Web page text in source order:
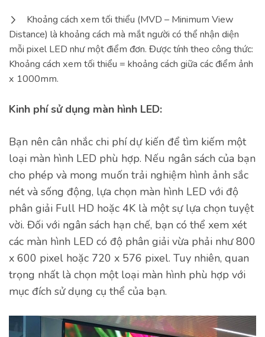
Khoảng cách xem tối thiểu (MVD – Minimum View
Distance) là khoảng cách mà mắt người có thể nhận diện
mỗi pixel LED như một điểm đơn. Được tính theo công thức:
Khoảng cách xem tối thiểu = khoảng cách giữa các điểm ảnh
x 1000mm.
Kinh phí sử dụng màn hình LED:
Bạn nên cân nhắc chi phí dự kiến để tìm kiếm một
loại màn hình LED phù hợp. Nếu ngân sách của bạn
cho phép và mong muốn trải nghiệm hình ảnh sắc
nét và sống động, lựa chọn màn hình LED với độ
phân giải Full HD hoặc 4K là một sự lựa chọn tuyệt
vời. Đối với ngân sách hạn chế, bạn có thể xem xét
các màn hình LED có độ phân giải vừa phải như 800
x 600 pixel hoặc 720 x 576 pixel. Tuy nhiên, quan
trọng nhất là chọn một loại màn hình phù hợp với
mục đích sử dụng cụ thể của bạn.